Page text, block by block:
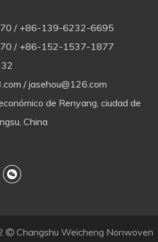
/ +86-139-6232-6695
/ +86-152-1537-1877
/ jasehou@126.com
de Renyang, ciudad de
China
Changshu Weicheng Nonwoven